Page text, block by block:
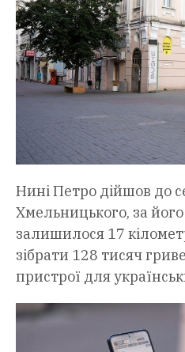
Нині Петро дійшов до
Хмельницького, за
залишилося 17
зібрати 128 тисяч
пристрої для